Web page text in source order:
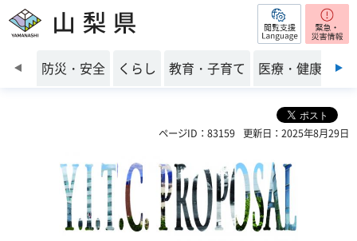
山梨県 閲覧支援
前のスライドを表示
防災・安全 くらし 教育・子育て 医療・健康・福
ページID：83159 更新日：2025年8月29日